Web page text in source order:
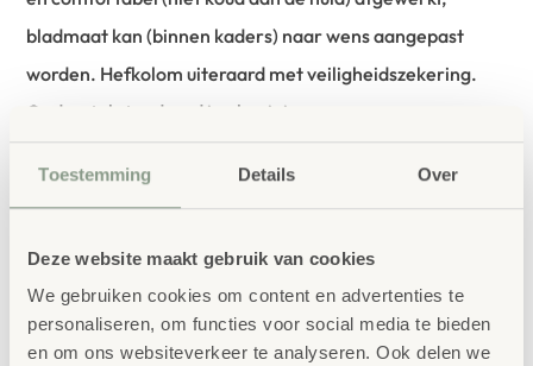
Toestemming Details Over
Deze website maakt gebruik van cookies
We gebruiken cookies om content en advertenties te
personaliseren, om functies voor social media te bieden
en om ons websiteverkeer te analyseren. Ook delen we
bladmaat kan (binnen kaders) naar wens aangepast
worden. Hefkolom uiteraard met veiligheidszekering.
Onderstel standaard in aluminium.
Praktische stabiele trap v.v. rem en een wand
luierdispenser optioneel bij te bestellen.
H/B/D: 68,4-120,4 x 80x 80 cm. Gewicht 75kg.
bestellen bij School